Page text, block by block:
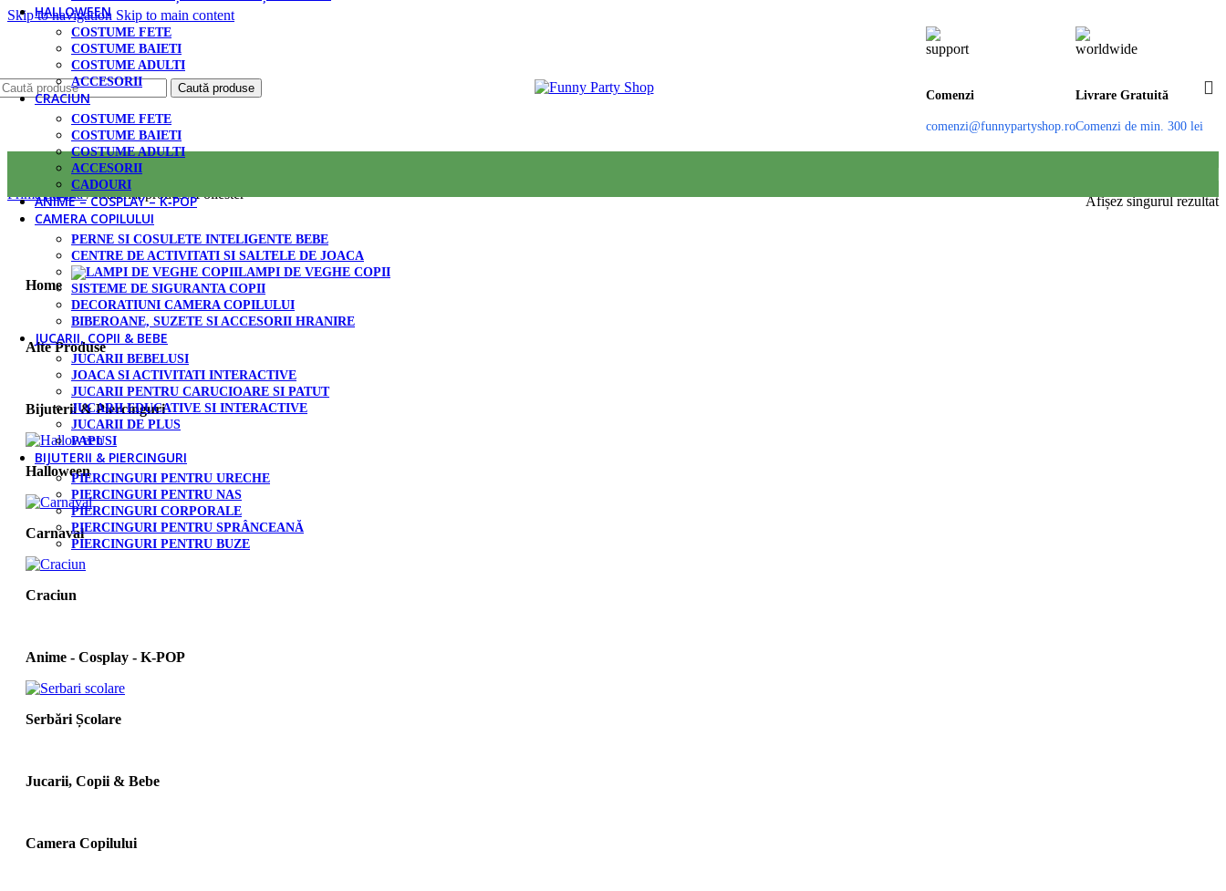
Skip to navigation Skip to main content
Caută produse
Comenzi
comenzi@funnypartyshop.ro
Livrare Gratuită
Comenzi de min. 300 lei
HALLOWEEN
COSTUME FETE
COSTUME BAIETI
COSTUME ADULTI
ACCESORII
CRACIUN
COSTUME FETE
COSTUME BAIETI
COSTUME ADULTI
ACCESORII
CADOURI
ANIME – COSPLAY – K‑POP
CAMERA COPILULUI
PERNE SI COSULETE INTELIGENTE BEBE
CENTRE DE ACTIVITATI SI SALTELE DE JOACA
LAMPI DE VEGHE COPII
SISTEME DE SIGURANTA COPII
DECORATIUNI CAMERA COPILULUI
BIBEROANE, SUZETE SI ACCESORII HRANIRE
JUCARII, COPII & BEBE
JUCARII BEBELUSI
JOACA SI ACTIVITATI INTERACTIVE
JUCARII PENTRU CARUCIOARE SI PATUT
JUCARII EDUCATIVE SI INTERACTIVE
JUCARII DE PLUS
PAPUSI
BIJUTERII & PIERCINGURI
PIERCINGURI PENTRU URECHE
PIERCINGURI PENTRU NAS
PIERCINGURI CORPORALE
PIERCINGURI PENTRU SPRÂNCEANĂ
PIERCINGURI PENTRU BUZE
Prima pagină/ Material produs/ Poliester Afișez singurul rezultat
Home
Alte Produse
Bijuterii & Piercinguri
Halloween
Carnaval
Craciun
Anime - Cosplay - K‑POP
Serbări Școlare
Jucarii, Copii & Bebe
Camera Copilului